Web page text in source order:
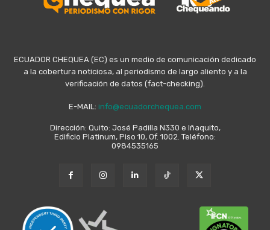
ECUADOR CHEQUEA (EC) es un medio de comunicación dedicado
a la cobertura noticiosa, al periodismo de largo aliento y a la
verificación de datos (fact-checking).
E-MAIL: info@ecuadorchequea.com
Dirección: Quito: José Padilla N330 e Iñaquito,
Edificio Platinum, Piso 10, Of. 1002. Teléfono:
0984535165